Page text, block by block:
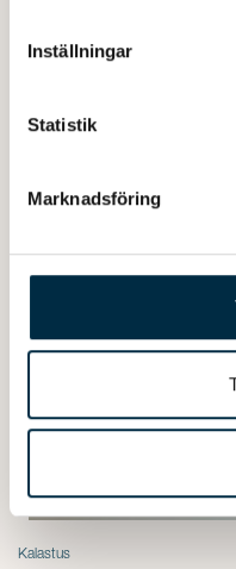
Ta reda på mer om hur
Du kan ändra eller dra
Vi använder
vidarebefordrar även
annons- och
Dessa kan i sin tur
information som du har
samlat in när du har
Inställningar
Statistik
Marknadsföring
Kalastus